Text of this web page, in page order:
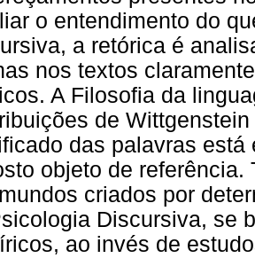
o entendimento do
a retórica é
nos textos
A Filosofia da
de
das palavras
objeto de
criados por
Discursiva, se
ao invés de